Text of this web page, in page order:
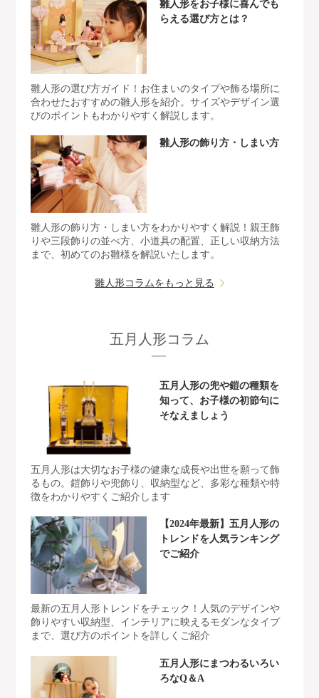
雛人形をお子様に喜んでも
らえる選び方とは？
雛人形の選び方ガイド！お住まいのタイプや飾る場所に
合わせたおすすめの雛人形を紹介。サイズやデザイン選
びのポイントもわかりやすく解説します。
雛人形の飾り方・しまい方
雛人形の飾り方・しまい方をわかりやすく解説！親王飾
りや三段飾りの並べ方、小道具の配置、正しい収納方法
まで、初めてのお雛様を解説いたします。
雛人形コラムをもっと見る
五月人形コラム
五月人形の兜や鎧の種類を
知って、お子様の初節句に
そなえましょう
五月人形は大切なお子様の健康な成長や出世を願って飾
るもの。鎧飾りや兜飾り、収納型など、多彩な種類や特
徴をわかりやすくご紹介します
【2024年最新】五月人形の
トレンドを人気ランキング
でご紹介
最新の五月人形トレンドをチェック！人気のデザインや
飾りやすい収納型、インテリアに映えるモダンなタイプ
まで、選び方のポイントを詳しくご紹介
五月人形にまつわるいろい
ろなQ＆A